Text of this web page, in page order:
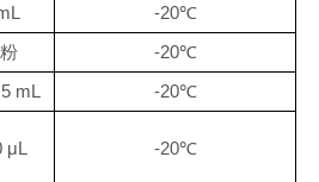
-20℃
-20℃
mL
-20℃
μL -20℃